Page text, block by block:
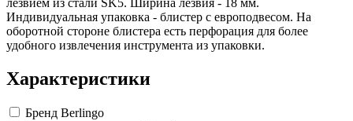
Индивидуальная упаковка - блистер с европодвесом. На
оборотной стороне блистера есть перфорация для более
удобного извлечения инструмента из упаковки.
Характеристики
Бренд Berlingo